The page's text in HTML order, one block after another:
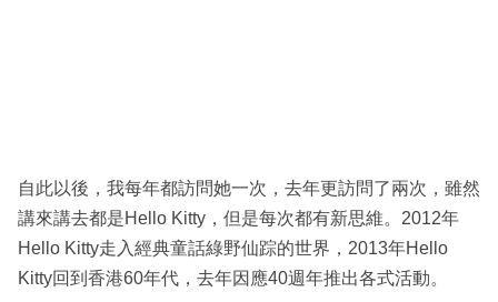
自此以後，我每年都訪問她一次，去年更訪問了兩次，雖然
講來講去都是Hello Kitty，但是每次都有新思維。2012年
Hello Kitty走入經典童話綠野仙踪的世界，2013年Hello
Kitty回到香港60年代，去年因應40週年推出各式活動。